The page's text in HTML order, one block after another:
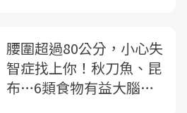
腰圍超過80公分，小心失
智症找上你！秋刀魚、昆
布…6類食物有益大腦健